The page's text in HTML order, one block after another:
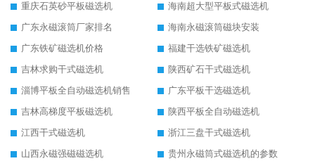
重庆石英砂平板磁选机
海南超大型平板式磁选机
广东永磁滚筒厂家排名
海南永磁滚筒磁块安装
广东铁矿磁选机价格
福建干选铁矿磁选机
吉林求购干式磁选机
陕西矿石干式磁选机
淄博平板全自动磁选机销售
广东平板干选磁选机
吉林高梯度平板磁选机
陕西平板全自动磁选机
江西干式磁选机
浙江三盘干式磁选机
山西永磁强磁磁选机
贵州永磁筒式磁选机的参数